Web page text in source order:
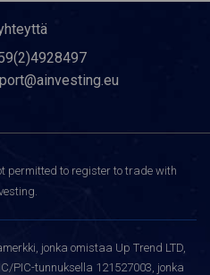
permitted to register to trade with
jonka omistaa Up Trend LTD,
PIC-tunnuksella 121527003, jonka